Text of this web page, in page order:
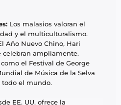
Los malasios valoran el
y el multiculturalismo.
Año Nuevo Chino, Hari
celebran ampliamente.
el Festival de George
de Música de la Selva
el mundo.
EE. UU. ofrece la